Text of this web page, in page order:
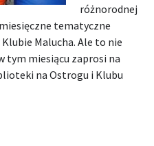
różnorodnej
tematyczne
Malucha. Ale to nie
tym miesiącu zaprosi na
na Ostrogu i Klubu
I POWIATOWA